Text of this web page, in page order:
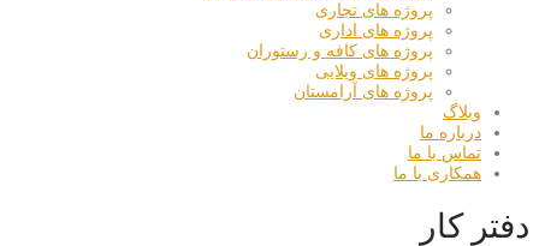
پروژه های تجاری
پروژه های اداری
پروژه های کافه و رستوران
پروژه های ویلایی
پروژه های آرامستان
وبلاگ
درباره ما
تماس با ما
همکاری با ما
دفتر کار